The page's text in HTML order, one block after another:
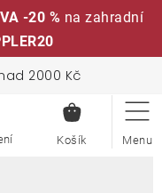
-20 % na zahradní
2000 Kč
KOŠÍK